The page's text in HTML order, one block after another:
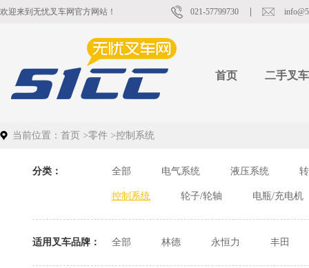
欢迎来到无忧叉车网官方网站！ 021-57799730
首页 二手叉车
当前位置： 首页 >零件 >控制系统
分类： 全部 电气系统 液压系统
控制系统 轮子/轮轴 电瓶/充电机
适用叉车品牌： 全部 林德 永恒力 丰田